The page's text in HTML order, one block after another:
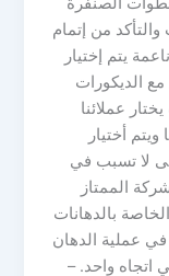
من إتمام
يتم إختيار
الديكورات
عملائنا
أختيار
لا تسبب في
الممتاز
بالدهانات
في عملية الدهان
اتجاه واحد. –